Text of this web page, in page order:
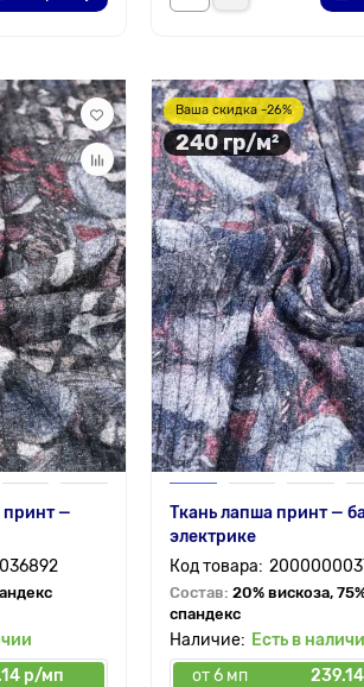
принт —
р/мп
Ваша скидка -26%
240 гр/м²
Ткань лапша принт —
электрике
Состав: 20% вискоза,
спандекс
Есть в
от 6 мп